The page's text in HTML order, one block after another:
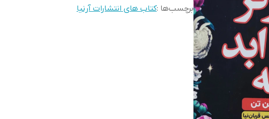
برچسب‌ها :کتاب های انتشارات آرنیا